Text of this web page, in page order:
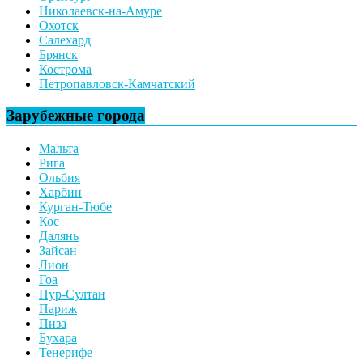
Николаевск-на-Амуре
Охотск
Салехард
Брянск
Кострома
Петропавловск-Камчатский
Зарубежные города
Мальта
Рига
Ольбия
Харбин
Курган-Тюбе
Кос
Далянь
Зайсан
Лион
Гоа
Нур-Султан
Париж
Пиза
Бухара
Тенерифе